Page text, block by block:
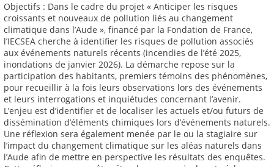
Objectifs : Dans le cadre du projet « Anticiper les risques
croissants et nouveaux de pollution liés au changement
climatique dans l’Aude », financé par la Fondation de France,
l’IECSEA cherche à identifier les risques de pollution associés
aux événements naturels récents (incendies de l’été 2025,
inondations de janvier 2026). La démarche repose sur la
participation des habitants, premiers témoins des phénomènes,
pour recueillir à la fois leurs observations lors des événements
et leurs interrogations et inquiétudes concernant l’avenir.
L’enjeu est d’identifier et de localiser les actuels et/ou futurs de
dissémination d’éléments chimiques lors d’événements naturels.
Une réflexion sera également menée par le ou la stagiaire sur
l’impact du changement climatique sur les aléas naturels dans
l’Aude afin de mettre en perspective les résultats des enquêtes.